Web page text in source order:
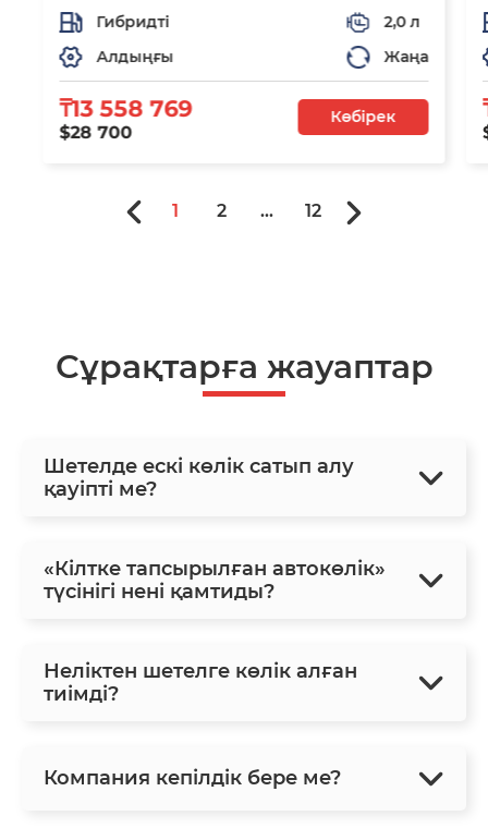
Гибридті
2,0 л
Алдыңғы
Жаңа
₸13 558 769
$28 700
Көбірек
1 2 ... 12
Сұрақтарға жауаптар
Шетелде ескі көлік сатып алу
қауіпті ме?
«Кілтке тапсырылған автокөлік»
түсінігі нені қамтиды?
Неліктен шетелге көлік алған
тиімді?
Компания кепілдік бере ме?